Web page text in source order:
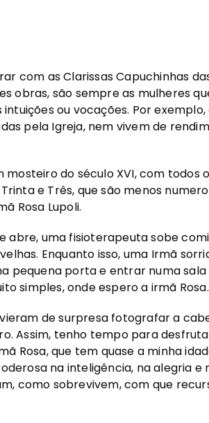
com as Clarissas Capuchinhas
obras, são sempre as mulheres
ou vocações. Por
pela Igreja, nem vivem de
mosteiro do século XVI, com todos
e Três, que são menos
Rosa Lupoli.
abre, uma fisioterapeuta sobe
Enquanto isso, uma Irmã
pequena porta e entrar numa
simples, onde espero a irmã Rosa.
de surpresa fotografar a
Assim, tenho tempo para
Rosa, que tem quase a minha
na inteligência, na alegria e
como sobrevivem, com que